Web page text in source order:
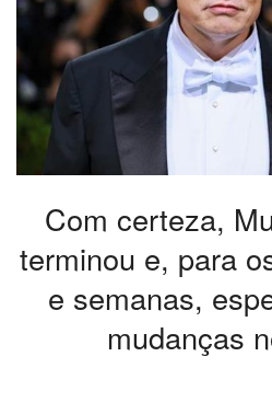
Com certeza,
terminou e, para
e semanas,
mudanças